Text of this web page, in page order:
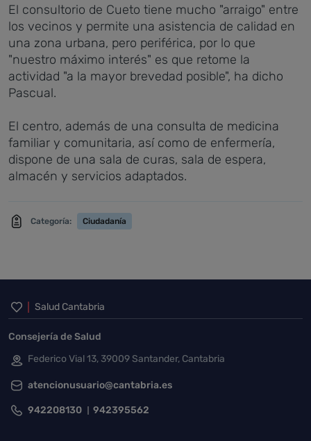
El consultorio de Cueto tiene mucho "arraigo" entre
los vecinos y permite una asistencia de calidad en
una zona urbana, pero periférica, por lo que
"nuestro máximo interés" es que retome la
actividad "a la mayor brevedad posible", ha dicho
Pascual.
El centro, además de una consulta de medicina
familiar y comunitaria, así como de enfermería,
dispone de una sala de curas, sala de espera,
almacén y servicios adaptados.
Categoría: Ciudadanía
Inicio del pie de página
Salud Cantabria
Consejería de Salud
Federico Vial 13, 39009 Santander, Cantabria
atencionusuario@cantabria.es
942208130 942395562